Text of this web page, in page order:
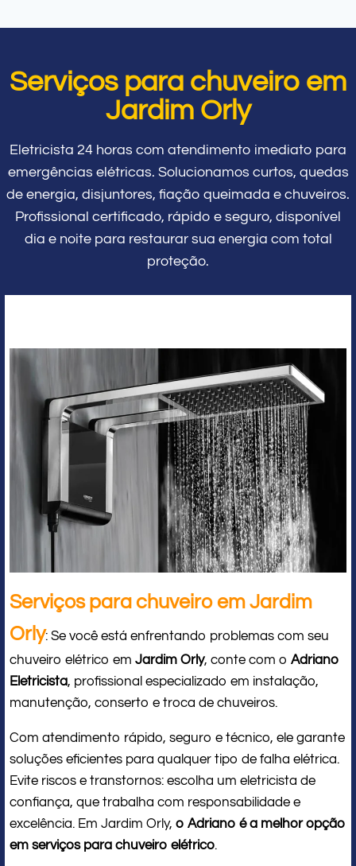
Serviços para chuveiro em
Jardim Orly
Eletricista 24 horas com atendimento imediato para
emergências elétricas. Solucionamos curtos, quedas
de energia, disjuntores, fiação queimada e chuveiros.
Profissional certificado, rápido e seguro, disponível
dia e noite para restaurar sua energia com total
proteção.
Serviços para chuveiro em Jardim
Orly: Se você está enfrentando problemas com seu
chuveiro elétrico em Jardim Orly, conte com o Adriano
Eletricista, profissional especializado em instalação,
manutenção, conserto e troca de chuveiros.
Com atendimento rápido, seguro e técnico, ele garante
soluções eficientes para qualquer tipo de falha elétrica.
Evite riscos e transtornos: escolha um eletricista de
confiança, que trabalha com responsabilidade e
excelência. Em Jardim Orly, o Adriano é a melhor opção
em serviços para chuveiro elétrico.